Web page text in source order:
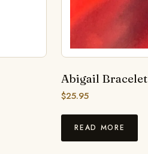
Abigail Bracelet
$25.95
READ MORE